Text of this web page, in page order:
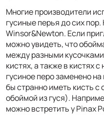
Многие производители
гусиные перья до сих
Winsor&Newton. Если
можно увидеть, что
между разными
кистях, а также в кистях
гусиное перо заменено
бы странно иметь кисть
обоймой из гуся).
можно встретить у Pinax